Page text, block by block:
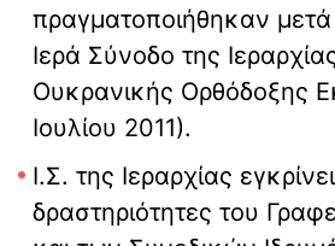
πραγματοποιήθηκαν μετά
Ιερά Σύνοδο της
Ουκρανικής Ορθόδοξης
Ιουλίου 2011).
Ι.Σ. της Ιεραρχίας εγκρίνει
δραστηριότητες του